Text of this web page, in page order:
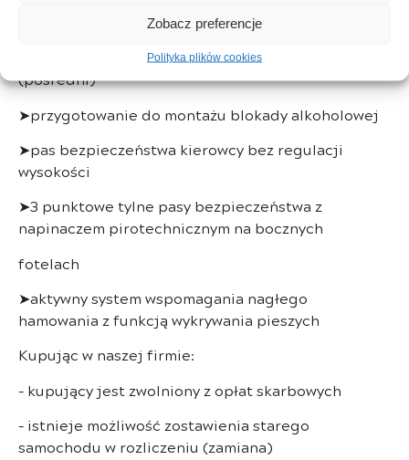
Zobacz preferencje
Polityka plików cookies
➤ostrzeżenie o bezpiecznej odległości
➤system monitorowania ciśnienia w oponach
(pośredni)
➤przygotowanie do montażu blokady alkoholowej
➤pas bezpieczeństwa kierowcy bez regulacji
wysokości
➤3 punktowe tylne pasy bezpieczeństwa z
napinaczem pirotechnicznym na bocznych
fotelach
➤aktywny system wspomagania nagłego
hamowania z funkcją wykrywania pieszych
Kupując w naszej firmie:
– kupujący jest zwolniony z opłat skarbowych
– istnieje możliwość zostawienia starego
samochodu w rozliczeniu (zamiana)